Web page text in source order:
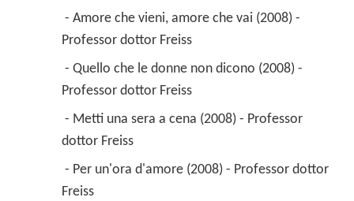
Professor dottor Freiss
Professor dottor Freiss
dottor Freiss
Freiss